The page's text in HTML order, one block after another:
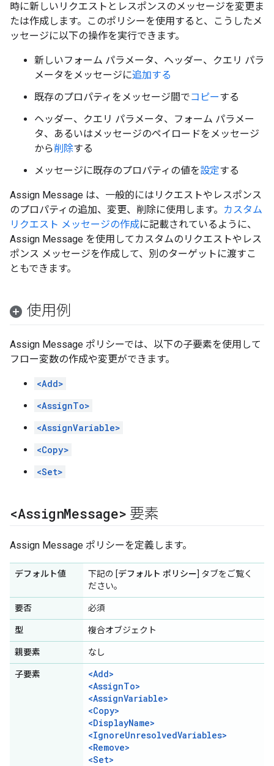
時に新しいリクエストとレスポンスのメッセージを変更ま
たは作成します。このポリシーを使用すると、こうしたメ
ッセージに以下の操作を実行できます。
新しいフォーム パラメータ、ヘッダー、クエリ パラ
メータをメッセージに追加する
既存のプロパティをメッセージ間でコピーする
ヘッダー、クエリ パラメータ、フォーム パラメー
タ、あるいはメッセージのペイロードをメッセージ
から削除する
メッセージに既存のプロパティの値を設定する
Assign Message は、一般的にはリクエストやレスポンス
のプロパティの追加、変更、削除に使用します。
カスタム
リクエスト メッセージの作成に記載されているように、
Assign Message を使用してカスタムのリクエストやレス
ポンス メッセージを作成して、別のターゲットに渡すこ
ともできます。
使用例
Assign Message ポリシーでは、以下の子要素を使用して
フロー変数の作成や変更ができます。
<Add>
<AssignTo>
<AssignVariable>
<Copy>
<Set>
<AssignMessage> 要素
Assign Message ポリシーを定義します。
デフォルト値 下記の [デフォルト ポリシー] タブをご覧く
ださい。
要否 必須
型 複合オブジェクト
親要素 なし
子要素
<Add>
<AssignTo>
<AssignVariable>
<Copy>
<DisplayName>
<IgnoreUnresolvedVariables>
<Remove>
<Set>